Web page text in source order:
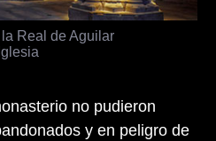
Real de Aguilar
no pudieron
y en peligro de